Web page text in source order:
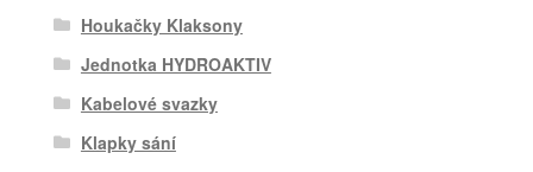
Houkačky Klaksony
Jednotka HYDROAKTIV
Kabelové svazky
Klapky sání